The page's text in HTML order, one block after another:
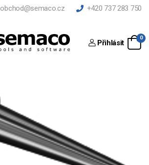
obchod@semaco.cz +420 737 283 750
Přihlásit
0